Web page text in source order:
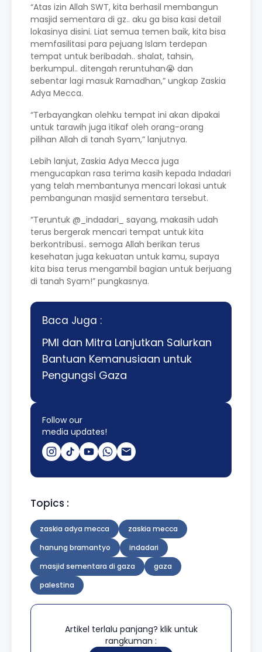
“Atas izin Allah SWT, kita berhasil membangun
masjid sementara di gz.. aku ga bisa kasi detail
lokasinya disini. Liat semua temen baik, kita bisa
memfasilitasi para pejuang Islam terdepan
tempat untuk beribadah.. shalat, tahsin,
berkumpul.. ditengah reruntuhan😭 dan
sebentar lagi masuk Ramadhan,” ungkap Zaskia
Adya Mecca.
“Terbayangkan olehku tempat ini akan dipakai
untuk tarawih juga itikaf oleh orang-orang
pilihan Allah di tanah Syam,” lanjutnya.
Lebih lanjut, Zaskia Adya Mecca juga
mengucapkan rasa terima kasih kepada Indadari
yang telah membantunya mencari lokasi untuk
pembangunan masjid sementara tersebut.
“Teruntuk @_indadari_ sayang, makasih udah
terus bergerak mencari tempat untuk kita
berkontribusi.. semoga Allah berikan terus
kesehatan juga kekuatan untuk kamu, supaya
kita bisa terus mengambil bagian untuk berjuang
di tanah Syam!” pungkasnya.
Baca Juga :
PMI dan Mitra Lanjutkan Salurkan
Bantuan Kemanusiaan untuk
Pengungsi Gaza
Follow our
media updates!
Topics :
zaskia adya mecca
zaskia mecca
hanung bramantyo
indadari
masjid sementara di gaza
gaza
palestina
Artikel terlalu panjang? klik untuk
rangkuman :